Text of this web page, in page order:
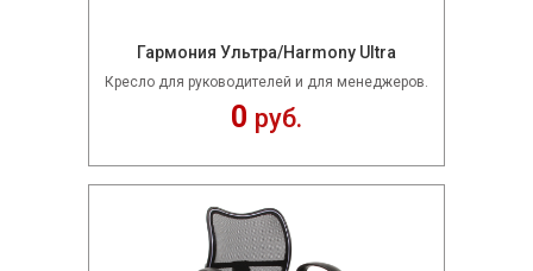
Гармония Ультра/Harmony Ultra
Кресло для руководителей и для менеджеров.
0 руб.